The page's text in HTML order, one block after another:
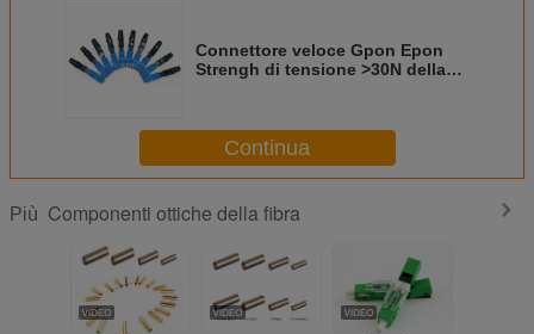
Connettore veloce Gpon Epon
Strengh di tensione >30N della
Continua
Più Componenti ottiche della fibra